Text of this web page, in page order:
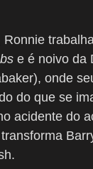
Ronnie
e é noivo da
onde
do que se
acidente do